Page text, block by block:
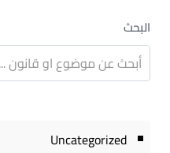
البحث
Uncategorized